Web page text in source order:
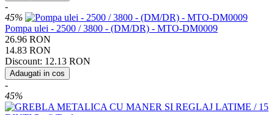
-
45%
Pompa ulei - 2500 / 3800 - (DM/DR) - MTO-DM0009
26.96 RON
14.83 RON
Discount: 12.13 RON
Adaugati in cos
-
45%